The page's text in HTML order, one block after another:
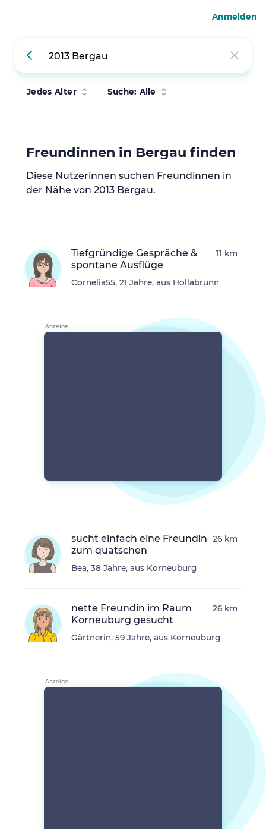
Jedes Alter Suche: Alle
Freundinnen in Bergau finden
Diese Nutzerinnen suchen Freundinnen in
der Nähe von 2013 Bergau.
Tiefgründige Gespräche &
spontane Ausflüge
Cornelia55, 21 Jahre, aus Hollabrunn
11 km
sucht einfach eine Freundin
zum quatschen
Bea, 38 Jahre, aus Korneuburg
26 km
nette Freundin im Raum
Korneuburg gesucht
Gärtnerin, 59 Jahre, aus Korneuburg
26 km
Anmelden